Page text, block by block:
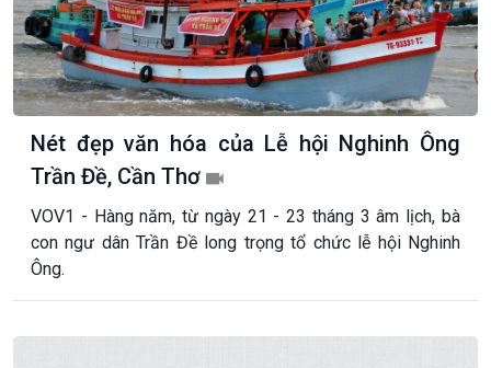
Nét đẹp văn hóa của Lễ hội Nghinh Ông
Trần Đề, Cần Thơ
VOV1 - Hàng năm, từ ngày 21 - 23 tháng 3 âm lịch, bà
con ngư dân Trần Đề long trọng tổ chức lễ hội Nghinh
Ông.